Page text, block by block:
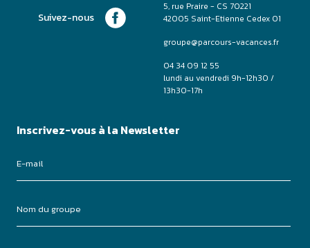
Suivez-nous
Inscrivez-vous à la Newsletter
5, rue Praire - CS 70221
42005 Saint-Etienne Cedex 01
groupe@parcours-vacances.fr
04 34 09 12 55
lundi au vendredi 9h-12h30 /
13h30-17h